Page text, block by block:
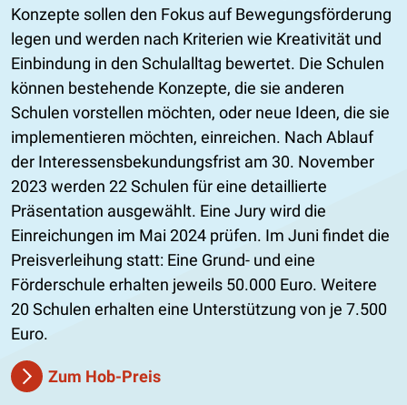
Konzepte sollen den Fokus auf Bewegungsförderung
legen und werden nach Kriterien wie Kreativität und
Einbindung in den Schulalltag bewertet. Die Schulen
können bestehende Konzepte, die sie anderen
Schulen vorstellen möchten, oder neue Ideen, die sie
implementieren möchten, einreichen. Nach Ablauf
der Interessensbekundungsfrist am 30. November
2023 werden 22 Schulen für eine detaillierte
Präsentation ausgewählt. Eine Jury wird die
Einreichungen im Mai 2024 prüfen. Im Juni findet die
Preisverleihung statt: Eine Grund- und eine
Förderschule erhalten jeweils 50.000 Euro. Weitere
20 Schulen erhalten eine Unterstützung von je 7.500
Euro.
Zum Hob-Preis